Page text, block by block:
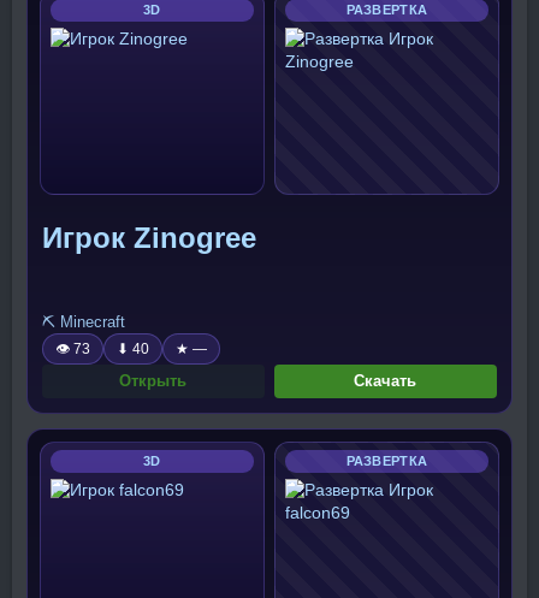
3D РАЗВЕРТКА
Игрок Zinogree
⛏️ Minecraft
👁 73 ⬇ 40 ★ —
Открыть Скачать
3D РАЗВЕРТКА